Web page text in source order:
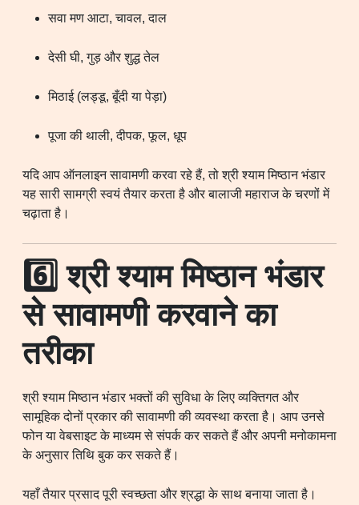
सवा मण आटा, चावल, दाल
देसी घी, गुड़ और शुद्ध तेल
मिठाई (लड्डू, बूँदी या पेड़ा)
पूजा की थाली, दीपक, फूल, धूप
यदि आप ऑनलाइन सावामणी करवा रहे हैं, तो श्री श्याम मिष्ठान भंडार
यह सारी सामग्री स्वयं तैयार करता है और बालाजी महाराज के चरणों में
चढ़ाता है।
6️⃣ श्री श्याम मिष्ठान भंडार
से सावामणी करवाने का
तरीका
श्री श्याम मिष्ठान भंडार भक्तों की सुविधा के लिए व्यक्तिगत और
सामूहिक दोनों प्रकार की सावामणी की व्यवस्था करता है। आप उनसे
फोन या वेबसाइट के माध्यम से संपर्क कर सकते हैं और अपनी मनोकामना
के अनुसार तिथि बुक कर सकते हैं।
यहाँ तैयार प्रसाद पूरी स्वच्छता और श्रद्धा के साथ बनाया जाता है।